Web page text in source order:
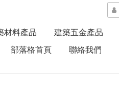
材料產品 建築五金產品
部落格首頁 聯絡我們